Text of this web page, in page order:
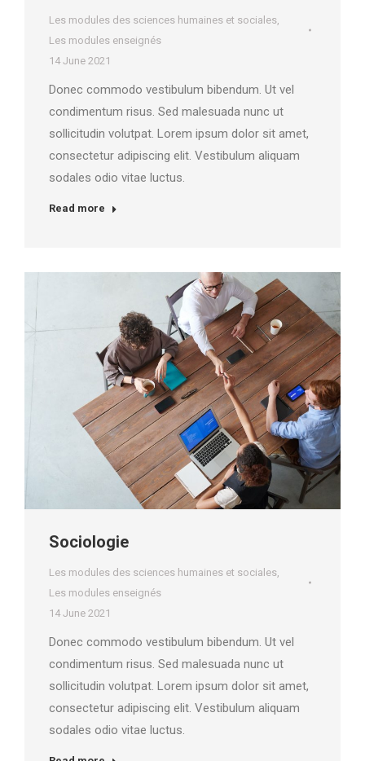
Les modules des sciences humaines et sociales,
Les modules enseignés
14 June 2021
Donec commodo vestibulum bibendum. Ut vel
condimentum risus. Sed malesuada nunc ut
sollicitudin volutpat. Lorem ipsum dolor sit amet,
consectetur adipiscing elit. Vestibulum aliquam
sodales odio vitae luctus.
Read more
Sociologie
Les modules des sciences humaines et sociales,
Les modules enseignés
14 June 2021
Donec commodo vestibulum bibendum. Ut vel
condimentum risus. Sed malesuada nunc ut
sollicitudin volutpat. Lorem ipsum dolor sit amet,
consectetur adipiscing elit. Vestibulum aliquam
sodales odio vitae luctus.